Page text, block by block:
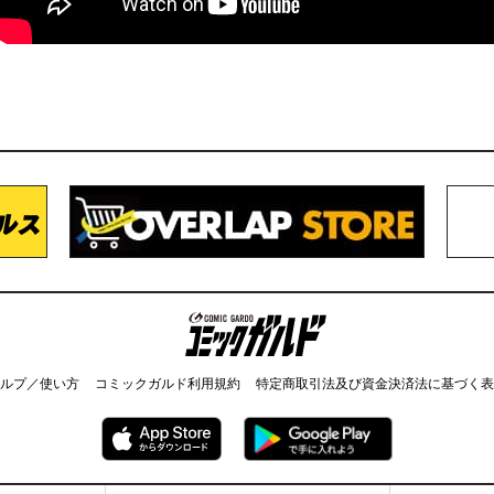
コミックガルド
プ／使い方 コミックガルド利用規約 特定商取引法及び資金決済法に基づく